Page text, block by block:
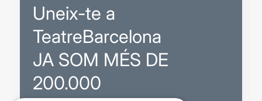
Uneix-te a
TeatreBarcelona
JA SOM MÉS DE
200.000